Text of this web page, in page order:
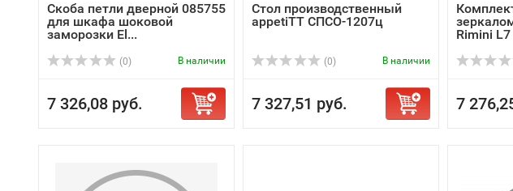
Скоба петли дверной 085755
для шкафа шоковой
заморозки El...
(0) В наличии
7 326,08 руб.
Стол производственный
appetiTT СПСО-1207ц
(0) В наличии
7 327,51 руб.
Rimini L7
7